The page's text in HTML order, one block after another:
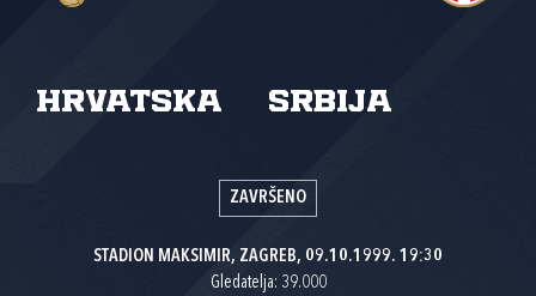
Hrvatska Srbija
ZAVRŠENO
STADION MAKSIMIR, ZAGREB, 09.10.1999. 19:30
Gledatelja: 39.000